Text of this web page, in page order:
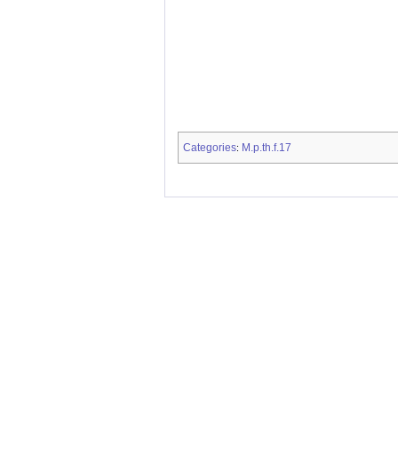
Categories: M.p.th.f.17